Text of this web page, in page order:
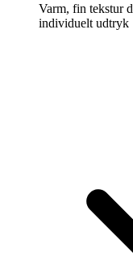
Varm, fin tekstur
individuelt udtryk